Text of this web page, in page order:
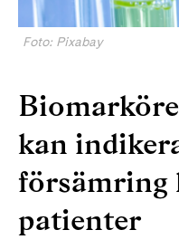
Foto: Pixabay
kan
försämring
patienter